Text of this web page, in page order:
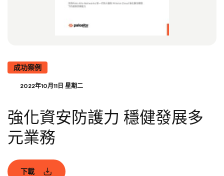
成功案例
2022年10月11日 星期二
強化資安防護力 穩健發展多
元業務
下載